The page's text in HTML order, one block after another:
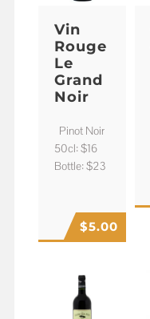
Vin
Rouge
Le
Grand
Noir
Pinot Noir
50cl: $16
Bottle: $23
$5.00